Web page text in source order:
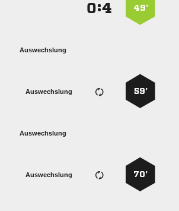
49’
:
Auswechslung
59’
Auswechslung
Auswechslung
70’
Auswechslung